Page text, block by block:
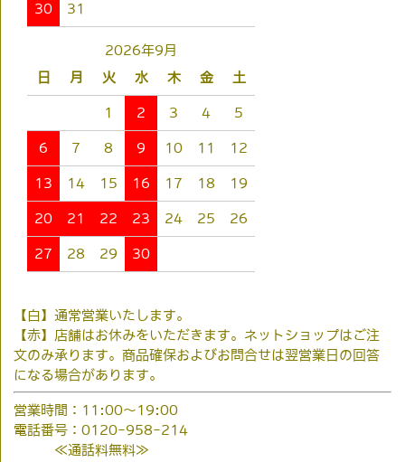
30 31
2026年9月
日
月 火 水 木 金 土
1 2 3 4 5
6 7 8 9 10 11 12
13 14 15 16 17 18 19
20 21 22 23 24 25 26
27 28 29 30
【白】通常営業いたします。
【赤】店舗はお休みをいただきます。ネットショップはご注
文のみ承ります。商品確保およびお問合せは翌営業日の回答
になる場合があります。
営業時間：11:00～19:00
電話番号：0120-958-214
≪通話料無料≫